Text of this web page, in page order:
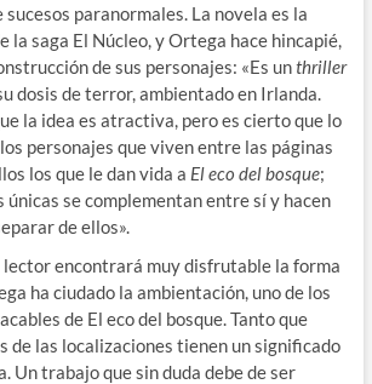
sucesos paranormales. La novela es la
la saga El Núcleo, y Ortega hace hincapié,
de sus personajes: «Es unthriller
dosis de terror, ambientado en Irlanda.
la idea es atractiva, pero es cierto que lo
personajes que viven entre las páginas
los que le dan vida a El eco del bosque;
únicas se complementan entre sí y hacen
de ellos».
lector encontrará muy disfrutable la forma
ha ciudado la ambientación, uno de los
de El eco del bosque. Tanto que
de las localizaciones tienen un significado
Un trabajo que sin duda debe de ser